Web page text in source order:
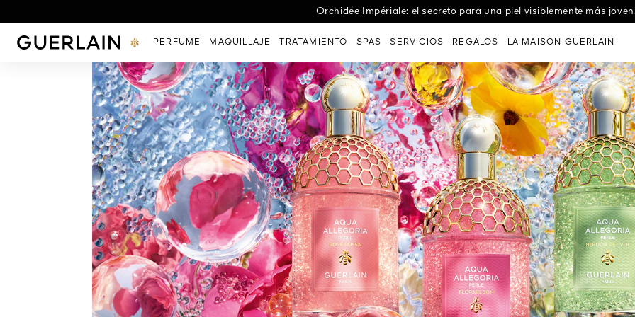
Descubre Les Eaux: las fragancias textiles que celebran un abanico de
Orchidée Impériale: el secreto para una piel visiblemente más joven.
Guerlain - (Volver a la página de inicio)
PERFUME MAQUILLAJE TRATAMIENTO SPAS SERVICIOS REGALOS LA MAISON GUERLAIN